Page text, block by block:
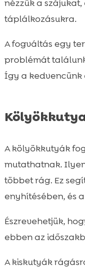
nézzük a
táplálkozásukra.
A fogváltás egy
problémát
Így a kedvencünk
A kölyökkutyák
mutathatnak.
többet rág. Ez
enyhítésében, és
Észrevehetjük,
ebben az
A kiskutyák